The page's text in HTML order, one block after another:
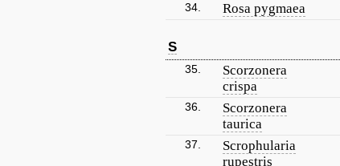
34. Rosa pygmaea
S
35.
Scorzonera
crispa
36.
Scorzonera
taurica
37.
Scrophularia
rupestris